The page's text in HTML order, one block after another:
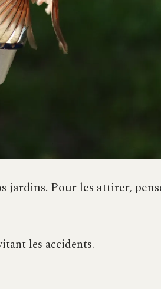
jardins. Pour les attirer,
les accidents.